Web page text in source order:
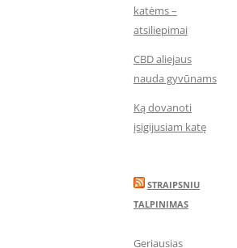
katėms –
atsiliepimai
CBD aliejaus
nauda gyvūnams
Ką dovanoti
įsigijusiam katę
STRAIPSNIU
TALPINIMAS
Geriausias